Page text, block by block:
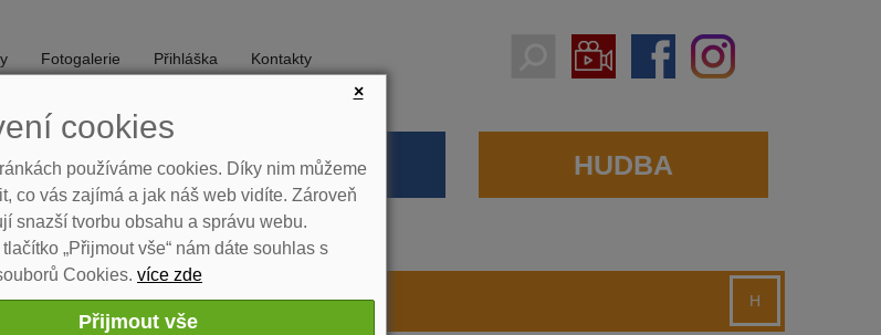
Fotogalerie Přihláška Kontakty
TANEC HUDBA
H
×
cookies
používáme cookies. Díky nim můžeme
co vás zajímá a jak náš web vidíte. Zároveň
snazší tvorbu obsahu a správu webu.
„Přijmout vše“ nám dáte souhlas s
Cookies. více zde